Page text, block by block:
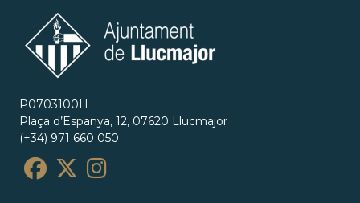
P0703100H
Plaça d’Espanya, 12, 07620 Llucmajor
(+34) 971 660 050